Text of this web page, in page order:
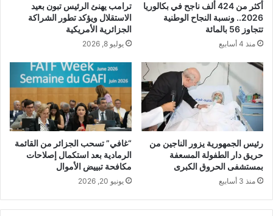
أكثر من 424 ألف ناجح في بكالوريا
2026.. ونسبة النجاح الوطنية
تتجاوز 56 بالمائة
منذ 4 أسابيع
ترامب يهنئ الرئيس تبون بعيد
الاستقلال ويؤكد تطور الشراكة
الجزائرية الأمريكية
يوليو 8, 2026
رئيس الجمهورية يزور الناجين من
حريق دار الطفولة المسعفة
بمستشفى الحروق الكبرى
منذ 3 أسابيع
“غافي” تسحب الجزائر من القائمة
الرمادية بعد استكمال إصلاحات
مكافحة تبييض الأموال
يونيو 20, 2026